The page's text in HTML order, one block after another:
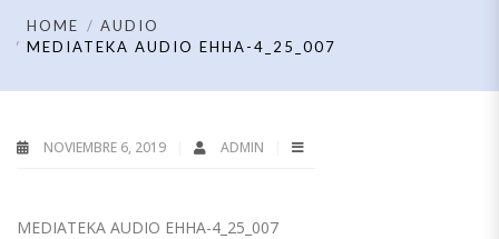
HOME
AUDIO
MEDIATEKA AUDIO EHHA-4_25_007
NOVIEMBRE 6, 2019 ADMIN
MEDIATEKA AUDIO EHHA-4_25_007